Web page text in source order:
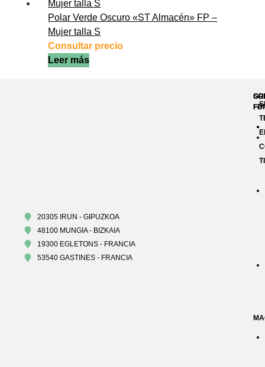
Polar Verde Oscuro «ST Almacén» FP –
Mujer talla S
Consultar precio
Leer más
20305 IRUN - GIPUZKOA
48100 MUNGIA - BIZKAIA
19300 EGLETONS - FRANCIA
53540 GASTINES - FRANCIA
FP